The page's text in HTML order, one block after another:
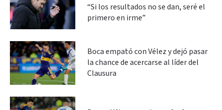
“Si los resultados no se dan, seré el
primero en irme”
Boca empató con Vélez y dejó pasar
la chance de acercarse al líder del
Clausura